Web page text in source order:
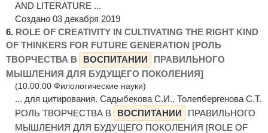
AND LITERATURE ...
Создано 03 декабря 2019
6. ROLE OF CREATIVITY IN CULTIVATING THE RIGHT KIND
OF THINKERS FOR FUTURE GENERATION [РОЛЬ
ТВОРЧЕСТВА В
ВОСПИТАНИИ
ПРАВИЛЬНОГО
МЫШЛЕНИЯ ДЛЯ БУДУЩЕГО ПОКОЛЕНИЯ]
(10.00.00 Филологические науки)
... для цитирования. Садыбекова С.И., Толепбергенова С.Т.
РОЛЬ ТВОРЧЕСТВА В
ВОСПИТАНИИ
ПРАВИЛЬНОГО
МЫШЛЕНИЯ ДЛЯ БУДУЩЕГО ПОКОЛЕНИЯ [ROLE OF